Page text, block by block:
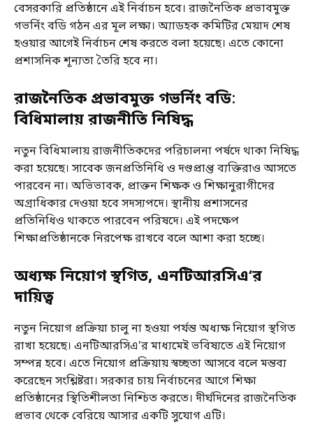
বেসরকারি প্রতিষ্ঠানে এই নির্বাচন হবে। রাজনৈতিক প্রভাবমুক্ত
গভর্নিং বডি গঠন এর মূল লক্ষ্য। অ্যাডহক কমিটির মেয়াদ শেষ
হওয়ার আগেই নির্বাচন শেষ করতে বলা হয়েছে। এতে কোনো
প্রশাসনিক শূন্যতা তৈরি হবে না।
রাজনৈতিক প্রভাবমুক্ত গভর্নিং বডি:
বিধিমালায় রাজনীতি নিষিদ্ধ
নতুন বিধিমালায় রাজনীতিকদের পরিচালনা পর্ষদে থাকা নিষিদ্ধ
করা হয়েছে। সাবেক জনপ্রতিনিধি ও দণ্ডপ্রাপ্ত ব্যক্তিরাও আসতে
পারবেন না। অভিভাবক, প্রাক্তন শিক্ষক ও শিক্ষানুরাগীদের
অগ্রাধিকার দেওয়া হবে সদস্যপদে। স্থানীয় প্রশাসনের
প্রতিনিধিও থাকতে পারবেন পরিষদে। এই পদক্ষেপ
শিক্ষাপ্রতিষ্ঠানকে নিরপেক্ষ রাখবে বলে আশা করা হচ্ছে।
অধ্যক্ষ নিয়োগ স্থগিত, এনটিআরসিএ‘র
দায়িত্ব
নতুন নিয়োগ প্রক্রিয়া চালু না হওয়া পর্যন্ত অধ্যক্ষ নিয়োগ স্থগিত
রাখা হয়েছে। এনটিআরসিএ’র মাধ্যমেই ভবিষ্যতে এই নিয়োগ
সম্পন্ন হবে। এতে নিয়োগ প্রক্রিয়ায় স্বচ্ছতা আসবে বলে মন্তব্য
করেছেন সংশ্লিষ্টরা। সরকার চায় নির্বাচনের আগে শিক্ষা
প্রতিষ্ঠানের স্থিতিশীলতা নিশ্চিত করতে। দীর্ঘদিনের রাজনৈতিক
প্রভাব থেকে বেরিয়ে আসার একটি সুযোগ এটি।